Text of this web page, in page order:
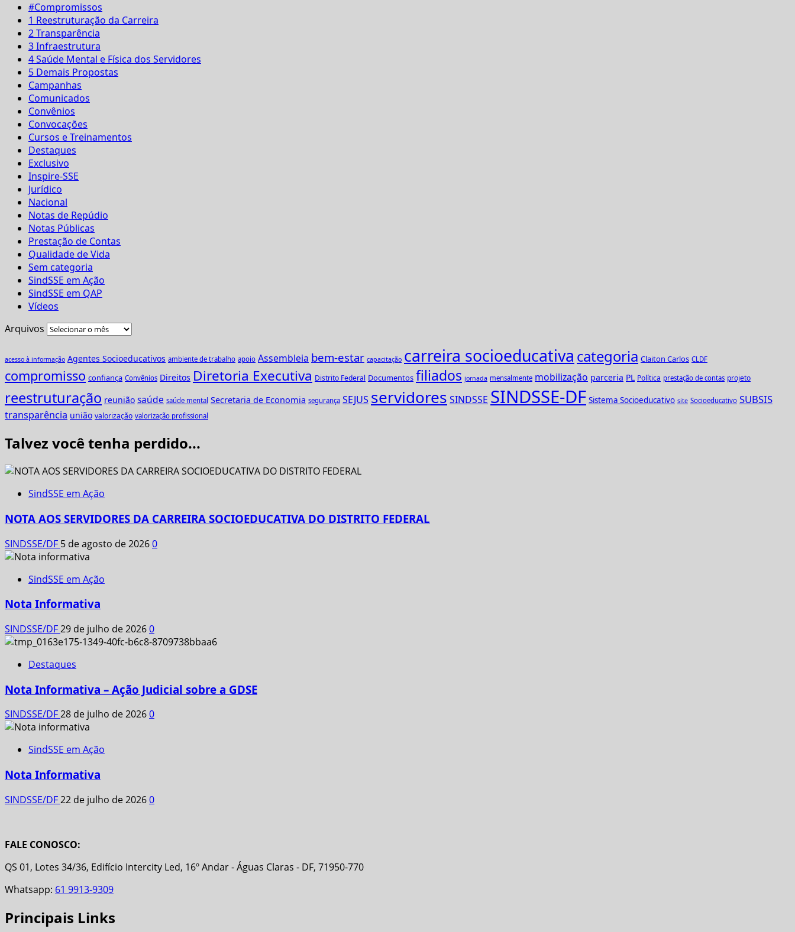
#Compromissos
1 Reestruturação da Carreira
2 Transparência
3 Infraestrutura
4 Saúde Mental e Física dos Servidores
5 Demais Propostas
Campanhas
Comunicados
Convênios
Convocações
Cursos e Treinamentos
Destaques
Exclusivo
Inspire-SSE
Jurídico
Nacional
Notas de Repúdio
Notas Públicas
Prestação de Contas
Qualidade de Vida
Sem categoria
SindSSE em Ação
SindSSE em QAP
Vídeos
Arquivos
acesso à informação Agentes Socioeducativos ambiente de trabalho apoio Assembleia bem-estar capacitação carreira socioeducativa categoria Claiton Carlos CLDF
compromisso confiança Convênios Direitos Diretoria Executiva Distrito Federal Documentos filiados jornada mensalmente mobilização parceria PL Política prestação de contas projeto
reestruturação reunião saúde saúde mental Secretaria de Economia segurança SEJUS servidores SINDSSE SINDSSE-DF Sistema Socioeducativo site Socioeducativo SUBSIS
transparência união valorização valorização profissional
Talvez você tenha perdido...
SindSSE em Ação
NOTA AOS SERVIDORES DA CARREIRA SOCIOEDUCATIVA DO DISTRITO FEDERAL
SINDSSE/DF 5 de agosto de 20260
SindSSE em Ação
Nota Informativa
SINDSSE/DF29 de julho de 20260
Destaques
Nota Informativa – Ação Judicial sobre a GDSE
SINDSSE/DF28 de julho de 20260
SindSSE em Ação
Nota Informativa
SINDSSE/DF22 de julho de 20260
FALE CONOSCO:
QS 01, Lotes 34/36, Edifício Intercity Led, 16º Andar - Águas Claras - DF, 71950-770
Whatsapp: 61 9913-9309
Principais Links